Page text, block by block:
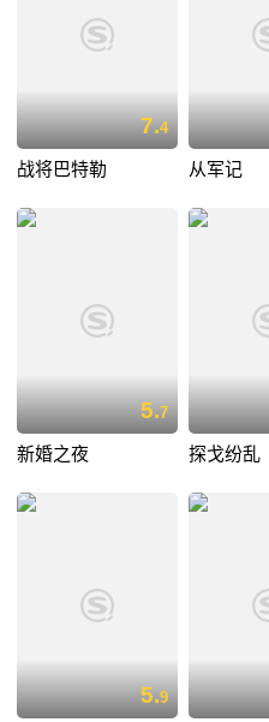
7.4
战将巴特勒 从军记
5.7
新婚之夜 探戈纷乱
5.9